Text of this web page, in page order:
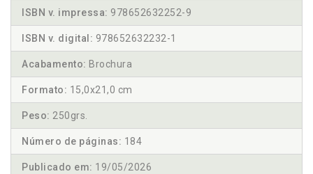
ISBN v. impressa: 978652632252-9
ISBN v. digital: 978652632232-1
Acabamento: Brochura
Formato: 15,0x21,0 cm
Peso: 250grs.
Número de páginas: 184
Publicado em: 19/05/2026